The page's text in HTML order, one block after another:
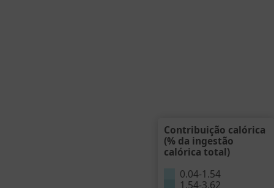
Contribuição calórica
(% da ingestão
calórica total)
0.04-1.54
1.54-3.62